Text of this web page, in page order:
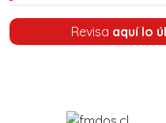
Revisa aquí lo